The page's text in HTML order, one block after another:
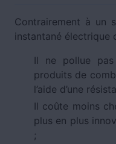
Contrairement à un
instantané électrique
Il ne pollue
produits de
l’aide d’une
Il coûte moins
plus en plus
;